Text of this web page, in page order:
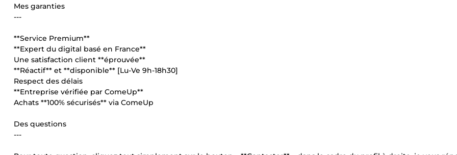
Mes garanties
---
**Service Premium**
**Expert du digital basé en France**
Une satisfaction client **éprouvée**
**Réactif** et **disponible** [Lu-Ve 9h-18h30]
Respect des délais
**Entreprise vérifiée par ComeUp**
Achats **100% sécurisés** via ComeUp
Des questions
---